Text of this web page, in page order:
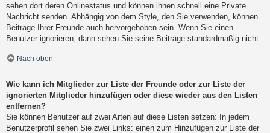
sehen dort deren Onlinestatus und können ihnen schnell eine Private
Nachricht senden. Abhängig von dem Style, den Sie verwenden, können
Beiträge Ihrer Freunde auch hervorgehoben sein. Wenn Sie einen
Benutzer ignorieren, dann sehen Sie seine Beiträge standardmäßig nicht.
Nach oben
Wie kann ich Mitglieder zur Liste der Freunde oder zur Liste der
ignorierten Mitglieder hinzufügen oder diese wieder aus den Listen
entfernen?
Sie können Benutzer auf zwei Arten auf diese Listen setzen: In jedem
Benutzerprofil sehen Sie zwei Links: einen zum Hinzufügen zur Liste der